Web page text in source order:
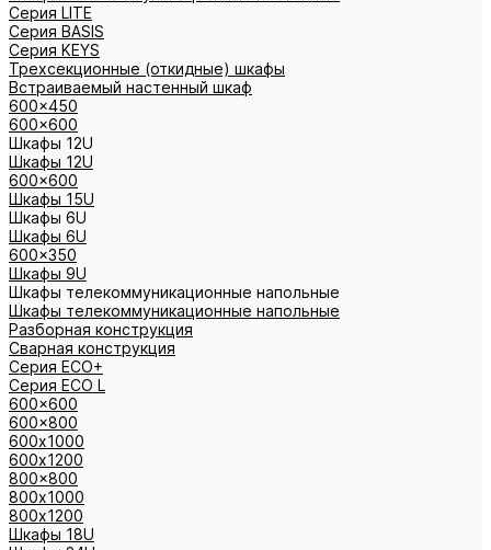
Cерия LITE
Cерия BASIS
Cерия KEYS
Трехсекционные (откидные) шкафы
Встраиваемый настенный шкаф
600x450
600x600
Шкафы 12U
Шкафы 12U
600x600
Шкафы 15U
Шкафы 6U
Шкафы 6U
600x350
Шкафы 9U
Шкафы телекоммуникационные напольные
Шкафы телекоммуникационные напольные
Разборная конструкция
Сварная конструкция
Серия ECO+
Серия ECO L
600x600
600x800
600х1000
600х1200
800x800
800х1000
800х1200
Шкафы 18U